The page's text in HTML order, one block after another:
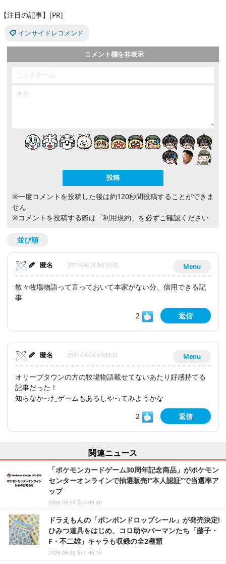
【注目の記事】[PR]
インサイドレコメンド
コメント欄を非表示
※一度コメントを投稿した後は約120秒間投稿することができま
せん
※コメントを投稿する際は 「利用規約」 を必ずご確認ください
並び順
Menu
匿名 2021-08-24 14:10:40
散々牧場物語って言っておいて本家がない分、信用できる記
事
2
返信
Menu
匿名 2021-06-06 23:44:31
オリーブタウンの方の牧場物語載せてないあたり好感持てる
記事だった！
知らなかったゲームもあるしやってみようかな
2
返信
関連ニュース
「ポケモンカードゲーム30周年記念商品」がポケモン
センターオンラインで抽選販売!“本人認証”で当選率ア
ップ
2026.08.09 Sun 09:30
ドラえもんの「ボンボンドロップシール」が発売決定!
ひみつ道具をはじめ、コロ助やパーマンたち「藤子・
F・不二雄」キャラも収録の全2種類
2026.08.09 Sun 05:15